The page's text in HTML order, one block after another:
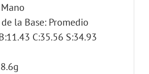
la Base: Promedio
C:35.56 S:34.93